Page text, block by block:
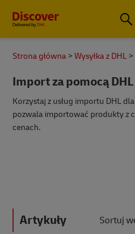
Strona główna Wysyłka z DHL
Import za pomocą DHL
Korzystaj z usług importu DHL
pozwala importować produkty z
cenach.
Artykuły Sortuj